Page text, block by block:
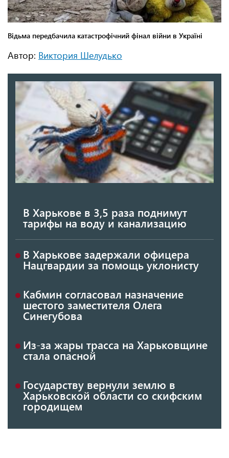
Автор: Виктория Шелудько
В Харькове в 3,5 раза поднимут
тарифы на воду и канализацию
В Харькове задержали офицера
Нацгвардии за помощь уклонисту
Кабмин согласовал назначение
шестого заместителя Олега
Синегубова
Из-за жары трасса на Харьковщине
стала опасной
Государству вернули землю в
Харьковской области со скифским
городищем